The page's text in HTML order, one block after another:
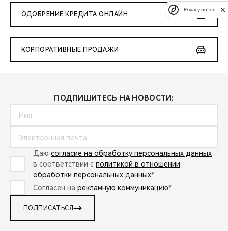
ОДОБРЕНИЕ КРЕДИТА ОНЛАЙН
КОРПОРАТИВНЫЕ ПРОДАЖИ
ПОДПИШИТЕСЬ НА НОВОСТИ:
Даю согласие на обработку персональных данных
в соответствии с политикой в отношении
обработки персональных данных*
Согласен на рекламную коммуникацию*
ПОДПИСАТЬСЯ
Privacy notice